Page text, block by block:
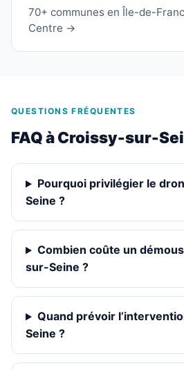
70+ communes en Île-de-
Centre →
QUESTIONS FRÉQUENTES
FAQ à Croissy-sur-
Pourquoi privilégier le
Seine ?
Combien coûte un
sur-Seine ?
Quand prévoir
Seine ?